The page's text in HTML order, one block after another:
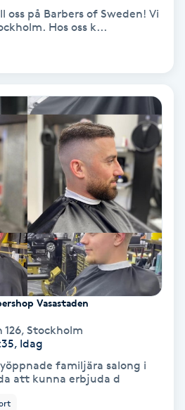
på Barbers of Sweden! Vi
är din barberare i Stockholm. Hos oss k...
Vasastaden
126, Stockholm
Idag
familjära salong i
att kunna erbjuda d